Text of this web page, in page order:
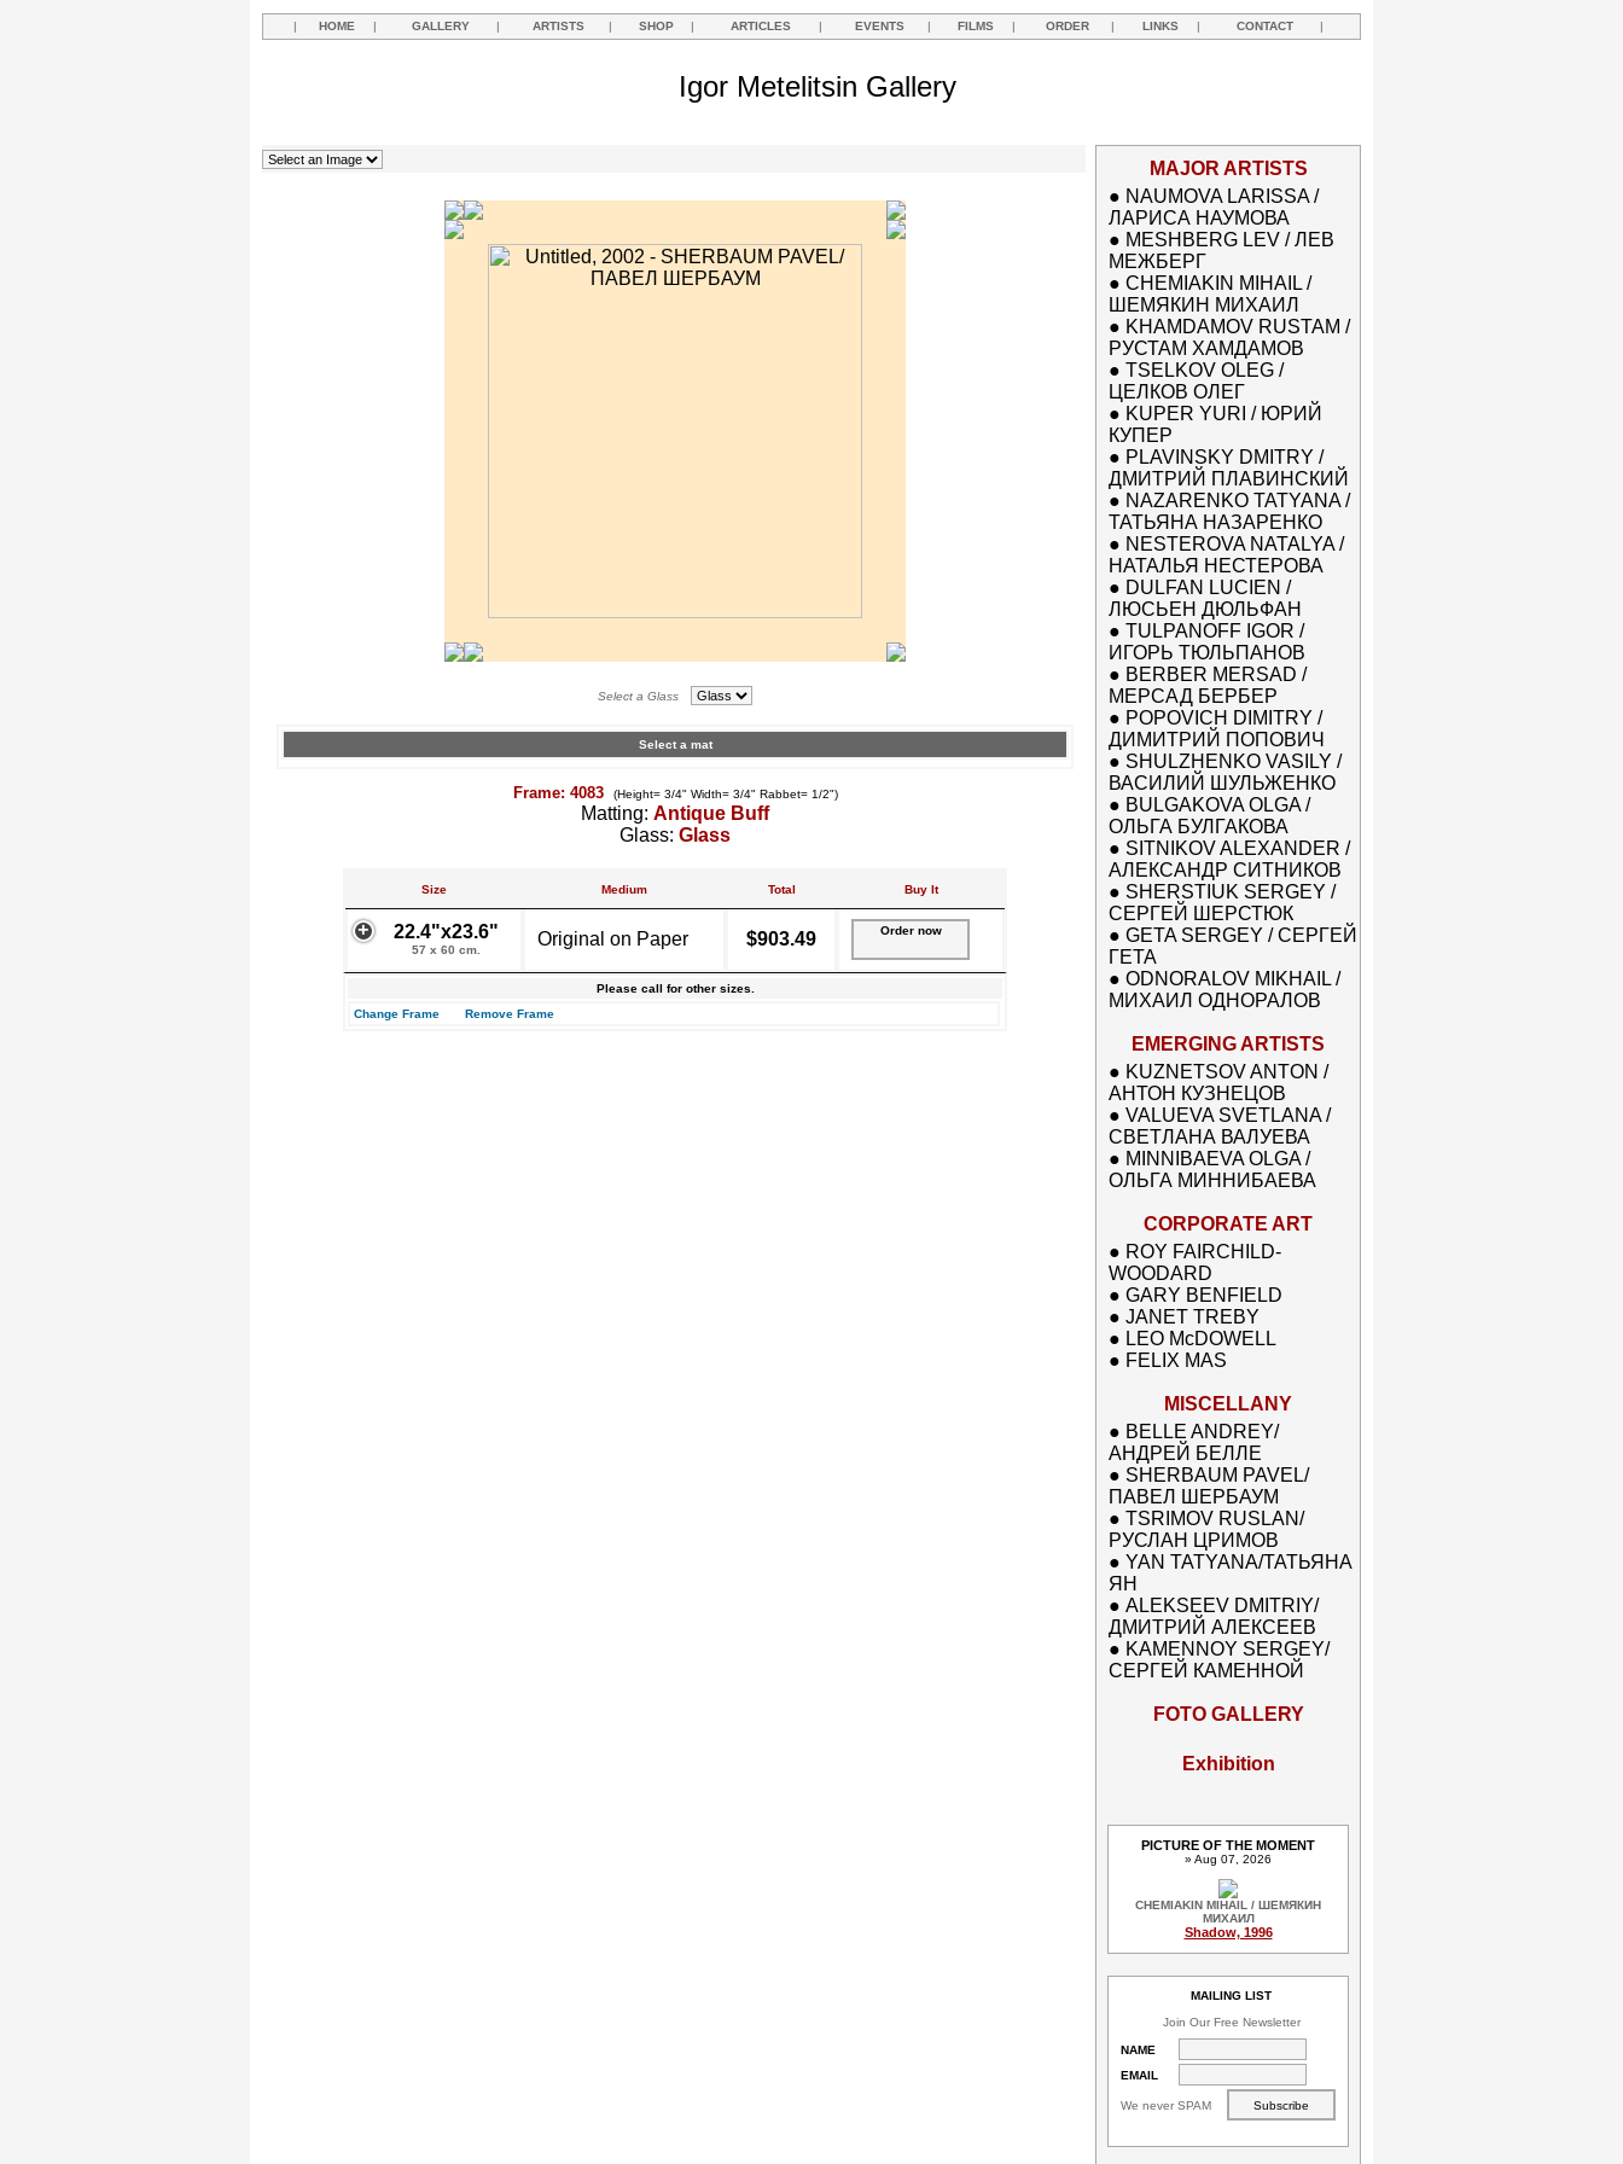
| HOME | GALLERY | ARTISTS | SHOP | ARTICLES | EVENTS | FILMS | ORDER | LINKS | CONTACT |
Igor Metelitsin Gallery
Select a Glass
Select a mat
Frame: 4083 (Height= 3/4" Width= 3/4" Rabbet= 1/2")
Matting: Antique Buff
Glass: Glass
Size Medium Total Buy It
22.4"x23.6"
57 x 60 cm.
Original on Paper $903.49 Order now
Please call for other sizes.
Change Frame
Remove Frame
MAJOR ARTISTS
● NAUMOVA LARISSA /
ЛАРИСА НАУМОВА
● MESHBERG LEV / ЛЕВ
МЕЖБЕРГ
● CHEMIAKIN MIHAIL /
ШЕМЯКИН МИХАИЛ
● KHAMDAMOV RUSTAM /
РУСТАМ ХАМДАМОВ
● TSELKOV OLEG /
ЦЕЛКОВ ОЛЕГ
● KUPER YURI / ЮРИЙ
КУПЕР
● PLAVINSKY DMITRY /
ДМИТРИЙ ПЛАВИНСКИЙ
● NAZARENKO TATYANA /
ТАТЬЯНА НАЗАРЕНКО
● NESTEROVA NATALYA /
НАТАЛЬЯ НЕСТЕРОВА
● DULFAN LUCIEN /
ЛЮСЬЕН ДЮЛЬФАН
● TULPANOFF IGOR /
ИГОРЬ ТЮЛЬПАНОВ
● BERBER MERSAD /
МЕРСАД БЕРБЕР
● POPOVICH DIMITRY /
ДИМИТРИЙ ПОПОВИЧ
● SHULZHENKO VASILY /
ВАСИЛИЙ ШУЛЬЖЕНКО
● BULGAKOVA OLGA /
ОЛЬГА БУЛГАКОВА
● SITNIKOV ALEXANDER /
АЛЕКСАНДР СИТНИКОВ
● SHERSTIUK SERGEY /
СЕРГЕЙ ШЕРСТЮК
● GETA SERGEY / СЕРГЕЙ
ГЕТА
● ODNORALOV MIKHAIL /
МИХАИЛ ОДНОРАЛОВ
EMERGING ARTISTS
● KUZNETSOV ANTON /
АНТОН КУЗНЕЦОВ
● VALUEVA SVETLANA /
СВЕТЛАНА ВАЛУЕВА
● MINNIBAEVA OLGA /
ОЛЬГА МИННИБАЕВА
CORPORATE ART
● ROY FAIRCHILD-
WOODARD
● GARY BENFIELD
● JANET TREBY
● LEO McDOWELL
● FELIX MAS
MISCELLANY
● BELLE ANDREY/
АНДРЕЙ БЕЛЛЕ
● SHERBAUM PAVEL/
ПАВЕЛ ШЕРБАУМ
● TSRIMOV RUSLAN/
РУСЛАН ЦРИМОВ
● YAN TATYANA/ТАТЬЯНА
ЯН
● ALEKSEEV DMITRIY/
ДМИТРИЙ АЛЕКСЕЕВ
● KAMENNOY SERGEY/
СЕРГЕЙ КАМЕННОЙ
FOTO GALLERY
Exhibition
PICTURE OF THE MOMENT
» Aug 07, 2026
CHEMIAKIN MIHAIL / ШЕМЯКИН
МИХАИЛ
Shadow, 1996
MAILING LIST
Join Our Free Newsletter
NAME
EMAIL
We never SPAM